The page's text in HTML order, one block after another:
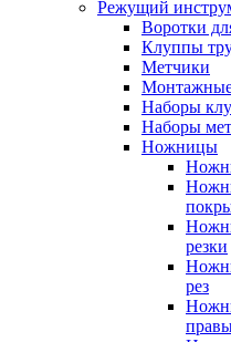
Режущий
Воротки
Клуппы
Метчики
Наборы
Наборы
Ножницы
резки
рез